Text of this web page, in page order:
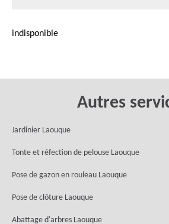
indisponible
Autres
Jardinier Laouque
Tonte et réfection de pelouse Laouque
Pose de gazon en rouleau Laouque
Pose de clôture Laouque
Abattage d'arbres Laouque